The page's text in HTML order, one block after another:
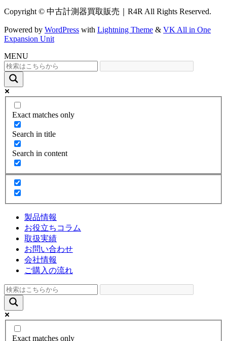
Copyright © 中古計測器買取販売｜R4R All Rights Reserved.
Powered by WordPress with Lightning Theme & VK All in One
Expansion Unit
MENU
Exact matches only
Search in title
Search in content
製品情報
お役立ちコラム
取扱実績
お問い合わせ
会社情報
ご購入の流れ
Exact matches only